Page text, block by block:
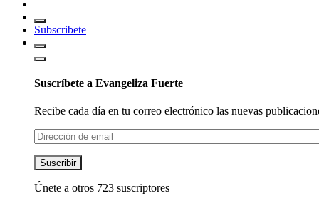
Subscribete
Suscríbete a Evangeliza Fuerte
Recibe cada día en tu correo electrónico las nuevas
Dirección
de
email
Suscribir
Únete a otros 723 suscriptores